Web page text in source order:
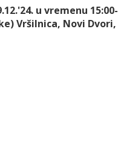
u vremenu 15:00-
Vršilnica, Novi Dvori,